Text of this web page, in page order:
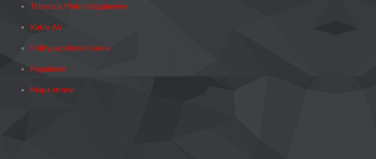
Telewizja Płatna Regulaminy
Kable AV
Polityka plików Cookie
Regulamin
Mapa strony